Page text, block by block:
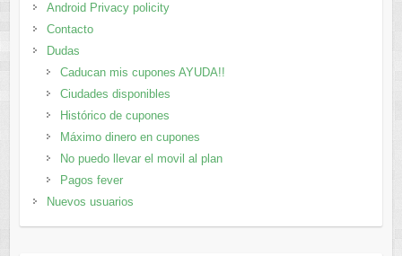
Android Privacy policity
Contacto
Dudas
Caducan mis cupones AYUDA!!
Ciudades disponibles
Histórico de cupones
Máximo dinero en cupones
No puedo llevar el movil al plan
Pagos fever
Nuevos usuarios